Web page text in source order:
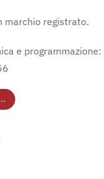
marchio registrato.
e programmazione: